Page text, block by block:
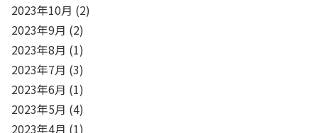
2023年10月 (2)
2023年9月 (2)
2023年8月 (1)
2023年7月 (3)
2023年6月 (1)
2023年5月 (4)
2023年4月 (1)